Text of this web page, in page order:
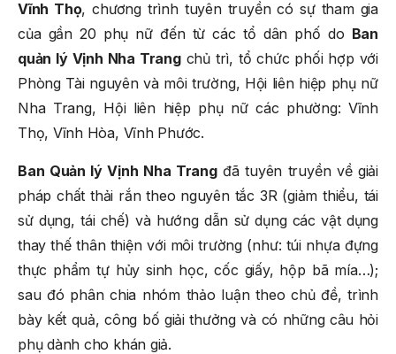
Vĩnh Thọ, chương trình tuyên truyền có sự tham gia
của gần 20 phụ nữ đến từ các tổ dân phố do Ban
quản lý Vịnh Nha Trangchủ trì, tổ chức phối hợp với
Phòng Tài nguyên và môi trường, Hội liên hiệp phụ nữ
Nha Trang, Hội liên hiệp phụ nữ các phường: Vĩnh
Thọ, Vĩnh Hòa, Vĩnh Phước.
Ban Quản lý Vịnh Nha Trangđã tuyên truyền về giải
pháp chất thải rắn theo nguyên tắc 3R (giảm thiểu, tái
sử dụng, tái chế) và hướng dẫn sử dụng các vật dụng
thay thế thân thiện với môi trường (như: túi nhựa đựng
thực phẩm tự hủy sinh học, cốc giấy, hộp bã mía…);
sau đó phân chia nhóm thảo luận theo chủ đề, trình
bày kết quả, công bố giải thưởng và có những câu hỏi
phụ dành cho khán giả.